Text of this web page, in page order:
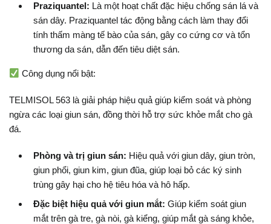
Praziquantel: Là một hoạt chất đặc hiệu chống sán lá và
sán dây. Praziquantel tác động bằng cách làm thay đổi
tính thấm màng tế bào của sán, gây co cứng cơ và tổn
thương da sán, dẫn đến tiêu diệt sán.
Công dụng nổi bật:
TELMISOL 563 là giải pháp hiệu quả giúp kiểm soát và phòng
ngừa các loại giun sán, đồng thời hỗ trợ sức khỏe mắt cho gà
đá.
Phòng và trị giun sán: Hiệu quả với giun dây, giun tròn,
giun phổi, giun kim, giun đũa, giúp loại bỏ các ký sinh
trùng gây hại cho hệ tiêu hóa và hô hấp.
Đặc biệt hiệu quả với giun mắt: Giúp kiểm soát giun
mắt trên gà tre, gà nòi, gà kiểng, giúp mắt gà sáng khỏe,